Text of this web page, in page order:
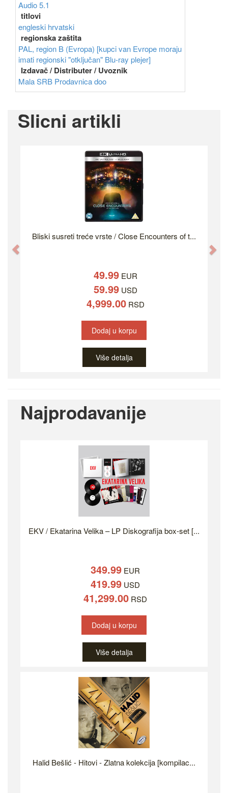
Audio 5.1
titlovi
engleski hrvatski
regionska zaštita
PAL, region B (Evropa) [kupci van Evrope moraju
imati regionski "otključan" Blu-ray plejer]
Izdavač / Distributer / Uvoznik
Mala SRB Prodavnica doo
Slicni artikli
Bliski susreti treće vrste / Close Encounters of t...
49.99EUR
59.99USD
4,999.00RSD
Dodaj u korpu
Više detalja
Najprodavanije
EKV / Ekatarina Velika – LP Diskografija box-set [...
349.99 EUR
419.99 USD
41,299.00 RSD
Dodaj u korpu
Više detalja
Halid Bešlić - Hitovi - Zlatna kolekcija [kompilac...